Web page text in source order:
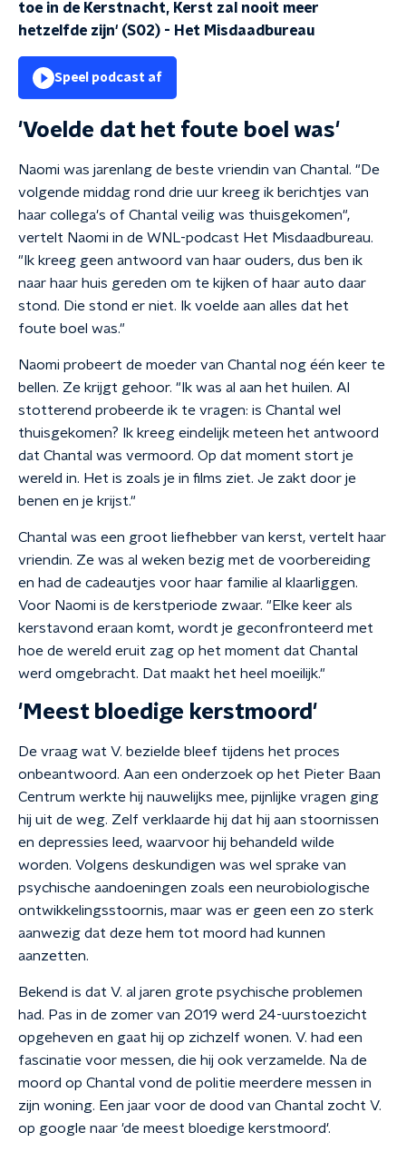
toe in de Kerstnacht, Kerst zal nooit meer
hetzelfde zijn' (S02) - Het Misdaadbureau
Speel podcast af
'Voelde dat het foute boel was'
Naomi was jarenlang de beste vriendin van Chantal. "De
volgende middag rond drie uur kreeg ik berichtjes van
haar collega's of Chantal veilig was thuisgekomen",
vertelt Naomi in de WNL-podcast Het Misdaadbureau.
"Ik kreeg geen antwoord van haar ouders, dus ben ik
naar haar huis gereden om te kijken of haar auto daar
stond. Die stond er niet. Ik voelde aan alles dat het
foute boel was."
Naomi probeert de moeder van Chantal nog één keer te
bellen. Ze krijgt gehoor. "Ik was al aan het huilen. Al
stotterend probeerde ik te vragen: is Chantal wel
thuisgekomen? Ik kreeg eindelijk meteen het antwoord
dat Chantal was vermoord. Op dat moment stort je
wereld in. Het is zoals je in films ziet. Je zakt door je
benen en je krijst."
Chantal was een groot liefhebber van kerst, vertelt haar
vriendin. Ze was al weken bezig met de voorbereiding
en had de cadeautjes voor haar familie al klaarliggen.
Voor Naomi is de kerstperiode zwaar. "Elke keer als
kerstavond eraan komt, wordt je geconfronteerd met
hoe de wereld eruit zag op het moment dat Chantal
werd omgebracht. Dat maakt het heel moeilijk."
'Meest bloedige kerstmoord'
De vraag wat V. bezielde bleef tijdens het proces
onbeantwoord. Aan een onderzoek op het Pieter Baan
Centrum werkte hij nauwelijks mee, pijnlijke vragen ging
hij uit de weg. Zelf verklaarde hij dat hij aan stoornissen
en depressies leed, waarvoor hij behandeld wilde
worden. Volgens deskundigen was wel sprake van
psychische aandoeningen zoals een neurobiologische
ontwikkelingsstoornis, maar was er geen een zo sterk
aanwezig dat deze hem tot moord had kunnen
aanzetten.
Bekend is dat V. al jaren grote psychische problemen
had. Pas in de zomer van 2019 werd 24-uurstoezicht
opgeheven en gaat hij op zichzelf wonen. V. had een
fascinatie voor messen, die hij ook verzamelde. Na de
moord op Chantal vond de politie meerdere messen in
zijn woning. Een jaar voor de dood van Chantal zocht V.
op google naar 'de meest bloedige kerstmoord'.